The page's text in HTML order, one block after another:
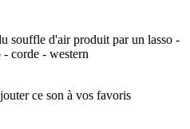
souffle d'air produit par un lasso -
corde - western